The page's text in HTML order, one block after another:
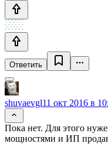
Ответить
shuvaevgl11 окт 2016 в
Пока нет. Для этого
мощностями и ИП